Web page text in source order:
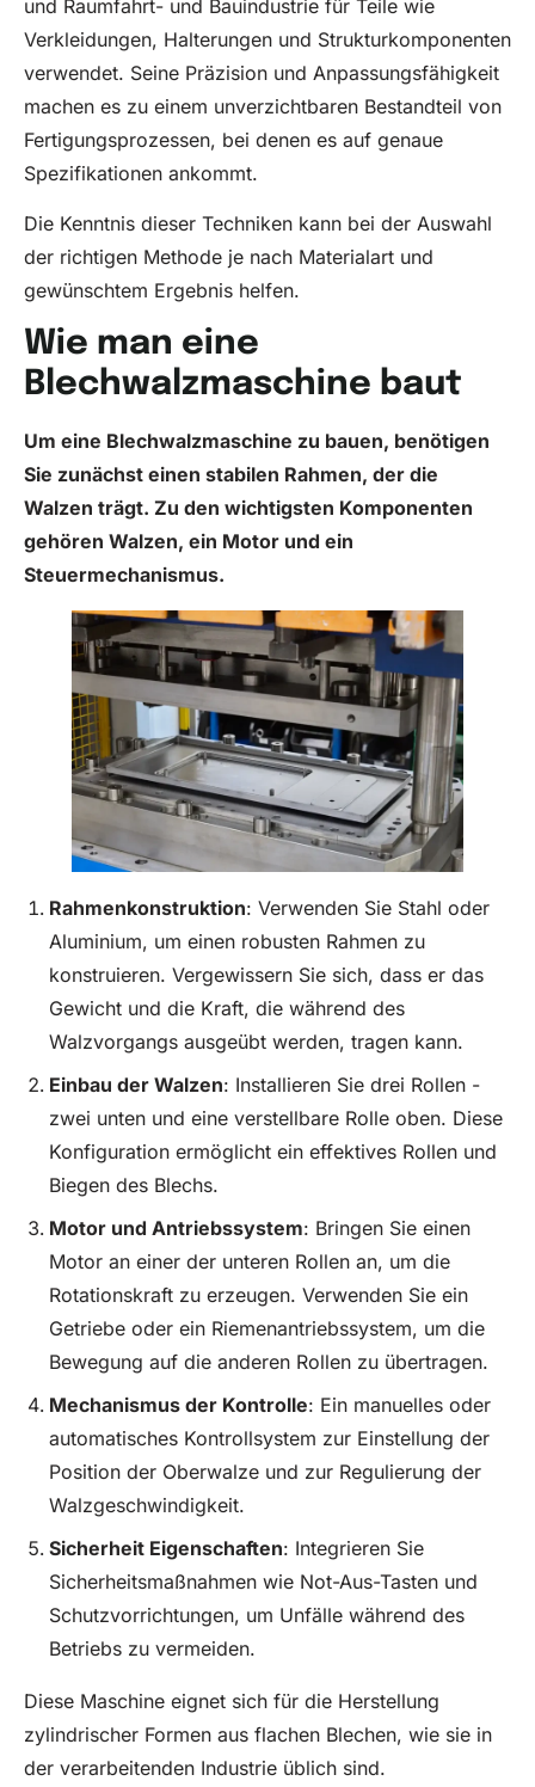
und Raumfahrt- und Bauindustrie für Teile wie
Verkleidungen, Halterungen und Strukturkomponenten
verwendet. Seine Präzision und Anpassungsfähigkeit
machen es zu einem unverzichtbaren Bestandteil von
Fertigungsprozessen, bei denen es auf genaue
Spezifikationen ankommt.
Die Kenntnis dieser Techniken kann bei der Auswahl
der richtigen Methode je nach Materialart und
gewünschtem Ergebnis helfen.
Wie man eine
Blechwalzmaschine baut
Um eine Blechwalzmaschine zu bauen, benötigen
Sie zunächst einen stabilen Rahmen, der die
Walzen trägt. Zu den wichtigsten Komponenten
gehören Walzen, ein Motor und ein
Steuermechanismus.
Rahmenkonstruktion: Verwenden Sie Stahl oder
Aluminium, um einen robusten Rahmen zu
konstruieren. Vergewissern Sie sich, dass er das
Gewicht und die Kraft, die während des
Walzvorgangs ausgeübt werden, tragen kann.
Einbau der Walzen: Installieren Sie drei Rollen -
zwei unten und eine verstellbare Rolle oben. Diese
Konfiguration ermöglicht ein effektives Rollen und
Biegen des Blechs.
Motor und Antriebssystem: Bringen Sie einen
Motor an einer der unteren Rollen an, um die
Rotationskraft zu erzeugen. Verwenden Sie ein
Getriebe oder ein Riemenantriebssystem, um die
Bewegung auf die anderen Rollen zu übertragen.
Mechanismus der Kontrolle: Ein manuelles oder
automatisches Kontrollsystem zur Einstellung der
Position der Oberwalze und zur Regulierung der
Walzgeschwindigkeit.
SicherheitEigenschaften: Integrieren Sie
Sicherheitsmaßnahmen wie Not-Aus-Tasten und
Schutzvorrichtungen, um Unfälle während des
Betriebs zu vermeiden.
Diese Maschine eignet sich für die Herstellung
zylindrischer Formen aus flachen Blechen, wie sie in
der verarbeitenden Industrie üblich sind.